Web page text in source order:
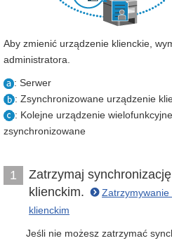
Aby zmienić urządzenie klienckie,
administratora.
: Serwer
: Zsynchronizowane urządzenie
: Kolejne urządzenie
zsynchronizowane
1
Zatrzymaj
klienckim.
klienckim
Jeśli nie możesz zatrzymać